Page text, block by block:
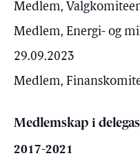
Medlem,
Medlem, Energi- og
29.09.2023
Medlem,
Medlemskap i
2017-2021